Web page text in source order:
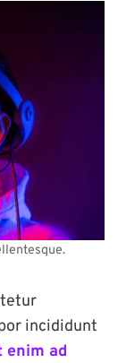
incididunt
enim ad